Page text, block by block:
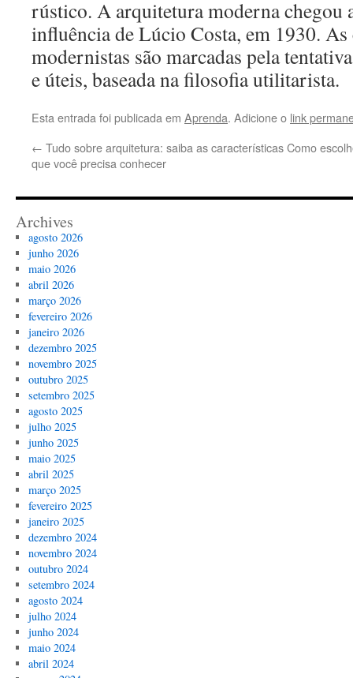
rústico. A arquitetura moderna chegou
influência de Lúcio Costa, em 1930. As
modernistas são marcadas pela
e úteis, baseada na filosofia utilitarista.
Esta entrada foi publicada em Aprenda. Adicione o link
← Tudo sobre arquitetura: saiba as características
que você precisa conhecer
Como
Archives
agosto 2026
junho 2026
maio 2026
abril 2026
março 2026
fevereiro 2026
janeiro 2026
dezembro 2025
novembro 2025
outubro 2025
setembro 2025
agosto 2025
julho 2025
junho 2025
maio 2025
abril 2025
março 2025
fevereiro 2025
janeiro 2025
dezembro 2024
novembro 2024
outubro 2024
setembro 2024
agosto 2024
julho 2024
junho 2024
maio 2024
abril 2024